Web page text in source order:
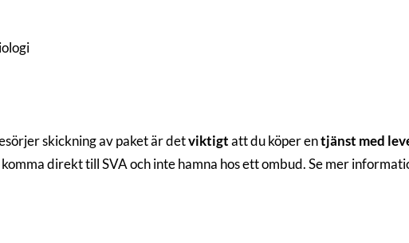
skickning av paket är detviktigtatt du köper entjänst med
direkt till SVA och inte hamna hos ett ombud. Se mer